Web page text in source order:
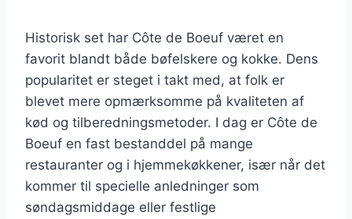
Historisk set har Côte de Boeuf været en
favorit blandt både bøfelskere og kokke. Dens
popularitet er steget i takt med, at folk er
blevet mere opmærksomme på kvaliteten af
kød og tilberedningsmetoder. I dag er Côte de
Boeuf en fast bestanddel på mange
restauranter og i hjemmekøkkener, især når det
kommer til specielle anledninger som
søndagsmiddage eller festlige